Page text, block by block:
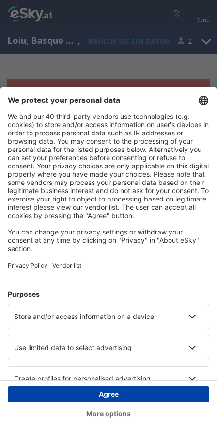
Menü
Loiu, Basque Country, Spanien , WÄHLEN SIE EIN DATUM 2
Es tut uns leid, wir können keine
Ergebnisse aufzeigen
Bitte starten Sie Ihre Suche erneut mit anderen Suchkriterien.
Copyright © eSky.at. Alle Rechte vorbehalten.